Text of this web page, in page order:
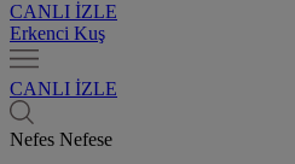
CANLI İZLE
Erkenci Kuş
CANLI İZLE
Nefes Nefese